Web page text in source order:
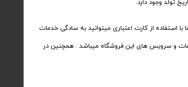
دارای ۱۵۴ فروشگاه مختلف در سراسر جهان میباشد که شما با استفاده از کارت اعتباری میتوانید به سادگی خدمات
. اما دلیل اصلی شناسه های ساخته شده توسط مای-اپل آیدی بر روی استور آمریکا : زبان انگلیسی بودن ٫ گستردگی خدمات و سرویس های این فروشگاه میباشد . همچنین در